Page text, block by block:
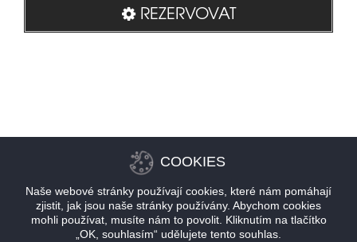
REZERVOVAT
COOKIES
Naše webové stránky používají cookies, které nám pomáhají
zjistit, jak jsou naše stránky používány. Abychom cookies
mohli používat, musíte nám to povolit. Kliknutím na tlačítko
„OK, souhlasím“ udělujete tento souhlas.